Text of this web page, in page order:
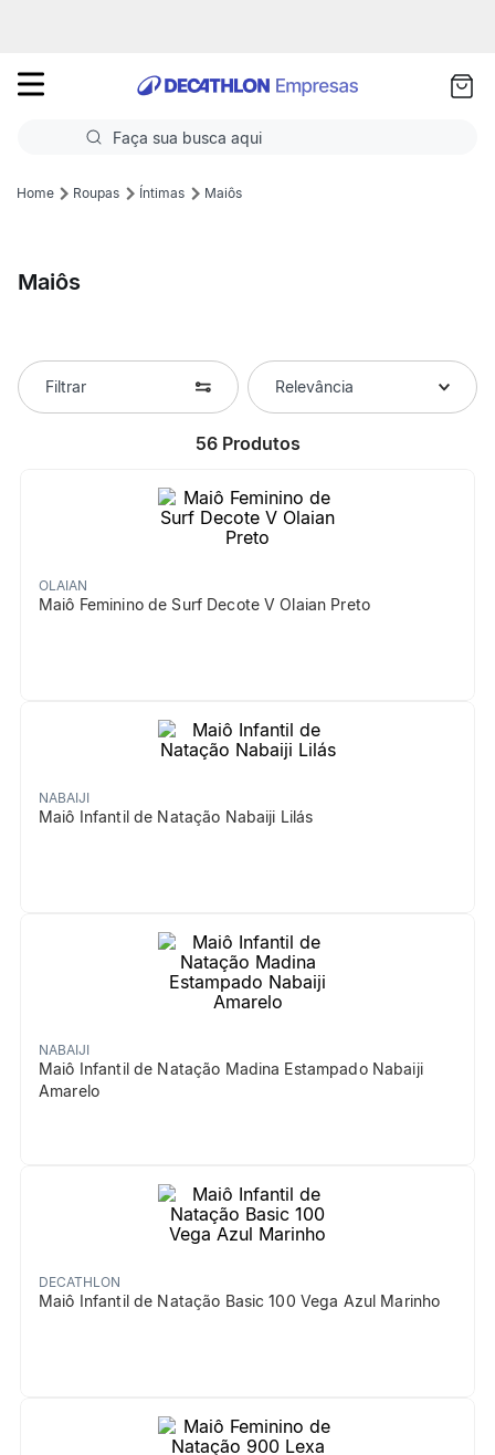
Faça sua busca aqui
Termos mais buscados
2ºCorrida
5ºFutebol Campo
Roupas Íntimas Maiôs
Maiôs
Filtrar Relevância
56 Produtos
OLAIAN
Maiô Feminino de Surf Decote V Olaian Preto
NABAIJI
Maiô Infantil de Natação Nabaiji Lilás
NABAIJI
Maiô Infantil de Natação Madina Estampado Nabaiji
Amarelo
DECATHLON
Maiô Infantil de Natação Basic 100 Vega Azul Marinho